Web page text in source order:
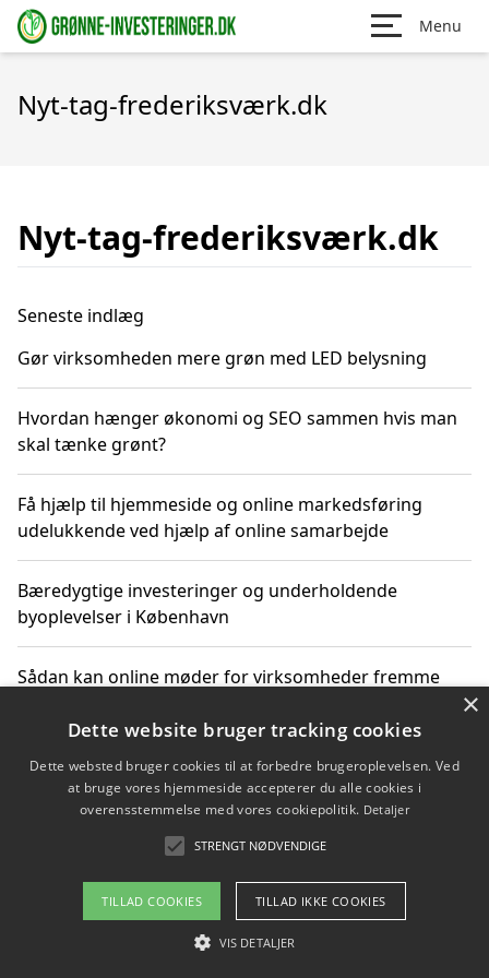
Menu
Nyt-tag-frederiksværk.dk
Nyt-tag-frederiksværk.dk
Seneste indlæg
Gør virksomheden mere grøn med LED belysning
Hvordan hænger økonomi og SEO sammen hvis man
skal tænke grønt?
Få hjælp til hjemmeside og online markedsføring
udelukkende ved hjælp af online samarbejde
Bæredygtige investeringer og underholdende
byoplevelser i København
Sådan kan online møder for virksomheder fremme
Copyright 2026 - Pilanto Aps
Om / kontakt
×
Dette website bruger tracking cookies
Dette websted bruger cookies til at forbedre brugeroplevelsen. Ved
at bruge vores hjemmeside accepterer du alle cookies i
overensstemmelse med vores cookiepolitik. Detaljer
STRENGT NØDVENDIGE
TILLAD COOKIES TILLAD IKKE COOKIES
VIS DETALJER